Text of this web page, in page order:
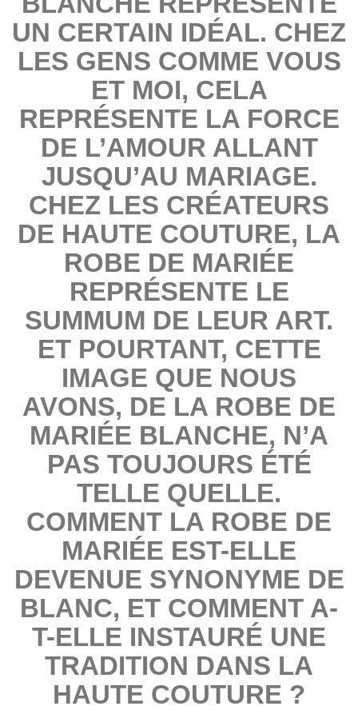
UN CERTAIN IDÉAL. CHEZ
LES GENS COMME VOUS
ET MOI, CELA
REPRÉSENTE LA FORCE
DE L’AMOUR ALLANT
JUSQU’AU MARIAGE.
CHEZ LES CRÉATEURS
DE HAUTE COUTURE, LA
ROBE DE MARIÉE
REPRÉSENTE LE
SUMMUM DE LEUR ART.
ET POURTANT, CETTE
IMAGE QUE NOUS
AVONS, DE LA ROBE DE
MARIÉE BLANCHE, N’A
PAS TOUJOURS ÉTÉ
TELLE QUELLE.
COMMENT LA ROBE DE
MARIÉE EST-ELLE
DEVENUE SYNONYME DE
BLANC, ET COMMENT A-
T-ELLE INSTAURÉ UNE
TRADITION DANS LA
HAUTE COUTURE ?